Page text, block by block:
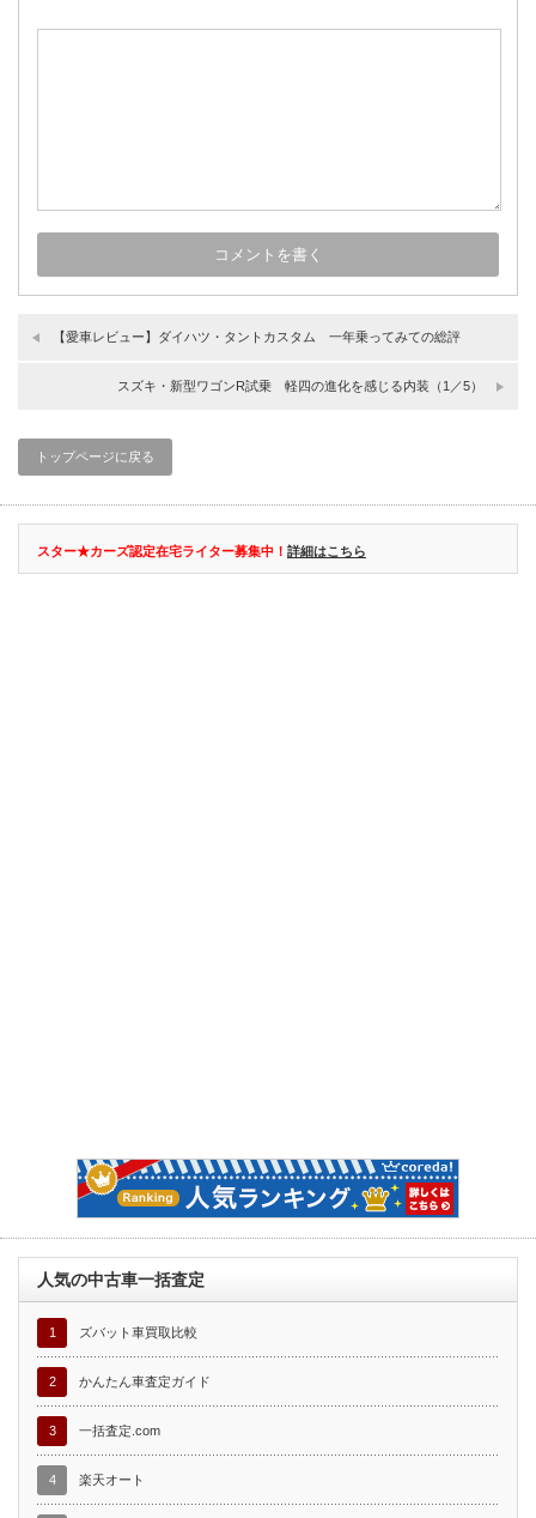
【愛車レビュー】ダイハツ・タントカスタム 一年乗ってみての総評
スズキ・新型ワゴンR試乗 軽四の進化を感じる内装（1／5）
トップページに戻る
スター★カーズ認定在宅ライター募集中！ 詳細はこちら
人気の中古車一括査定
1 ズバット車買取比較
2 かんたん車査定ガイド
3 一括査定.com
4 楽天オート